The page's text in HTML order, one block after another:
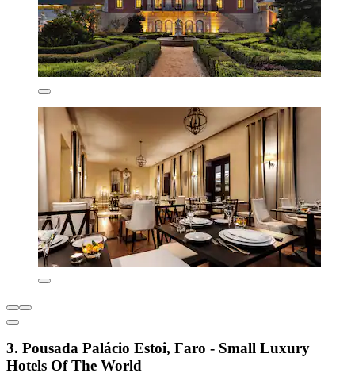
3. Pousada Palácio Estoi, Faro - Small Luxury
Hotels Of The World